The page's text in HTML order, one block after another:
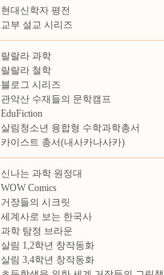
현대신학자 평전
교부 설교 시리즈
랄랄라 과학
랄랄라 철학
블로그 시리즈
관악산 수재들의 문학캠프
EduFiction
살림청소년 융합형 수학과학총서
카이스트 총서(내사카나사카)
신나는 과학 원정대
WOW Comics
거장들의 시크릿
세계사로 보는 한국사
과학 탐정 브라운
살림 1,2학년 창작동화
살림 3,4학년 창작동화